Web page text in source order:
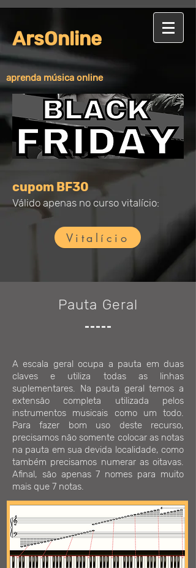
ArsOnline
aprenda música online
cupom BF30
Válido apenas no curso vitalício:
Vitalício
Pauta Geral
A escala geral ocupa a pauta em duas
claves e utiliza todas as linhas
suplementares. Na pauta geral temos a
extensão completa utilizada pelos
instrumentos musicais como um todo.
Para fazer bom uso deste recurso,
precisamos não somente colocar as notas
na pauta em sua devida localidade, como
também precisamos numerar as oitavas.
Afinal, são apenas 7 nomes para muito
mais que 7 notas.